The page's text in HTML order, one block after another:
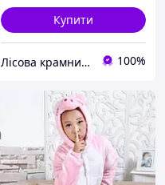
Купити
Лісова крамничка 100%